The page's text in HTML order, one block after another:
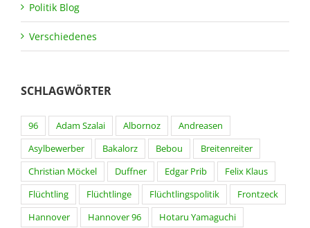
Politik Blog
Verschiedenes
SCHLAGWÖRTER
96 Adam Szalai Albornoz
Andreasen
Asylbewerber
Bakalorz Bebou
Breitenreiter
Christian Möckel
Duffner Edgar Prib
Felix Klaus
Flüchtling
Flüchtlinge Flüchtlingspolitik
Frontzeck
Hannover
Hannover 96
Hotaru Yamaguchi